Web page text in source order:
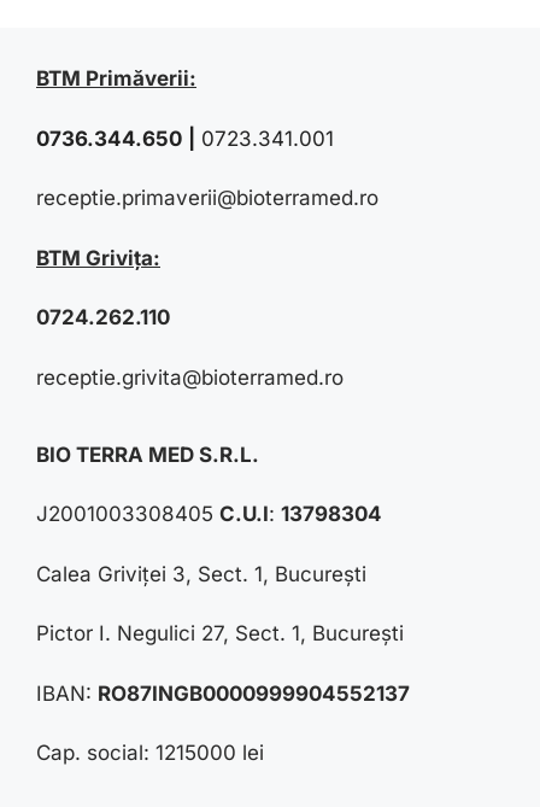
BTM Primăverii:
0736.344.650 0723.341.001
receptie.primaverii@bioterramed.ro
BTM Grivița:
0724.262.110
receptie.grivita@bioterramed.ro
BIO TERRA MED S.R.L.
J2001003308405 C.U.I: 13798304
Calea Griviței 3, Sect. 1, București
Pictor I. Negulici 27, Sect. 1, București
IBAN: RO87INGB0000999904552137
Cap. social: 1215000 lei